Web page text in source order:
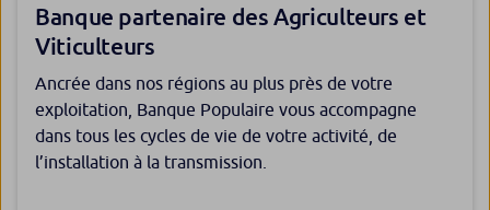
Banque partenaire des Agriculteurs et
Viticulteurs
Ancrée dans nos régions au plus près de votre
exploitation, Banque Populaire vous accompagne
dans tous les cycles de vie de votre activité, de
l’installation à la transmission.